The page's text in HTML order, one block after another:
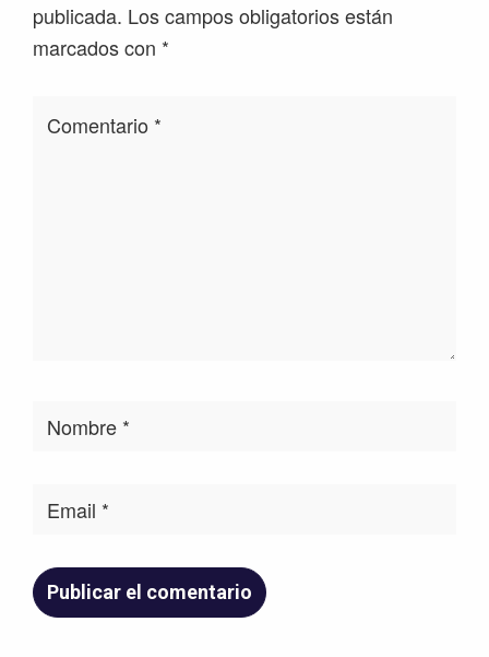
publicada. Los campos obligatorios están
marcados con *